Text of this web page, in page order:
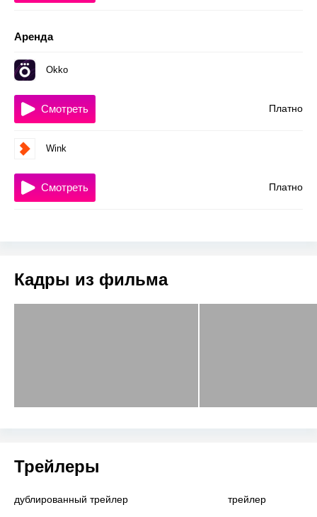
Аренда
Okko
Платно
Смотреть
Wink
Платно
Смотреть
Кадры из фильма
Трейлеры
дублированный трейлер трейлер